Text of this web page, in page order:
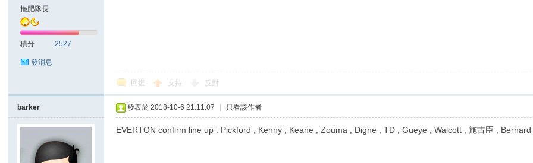
拖肥隊長
積分 2527
發消息
回復 支持 反對
barker 發表於 2018-10-6 21:11:07 只看該作者
EVERTON confirm line up : Pickford , Kenny , Keane , Zouma , Digne , TD , Gueye , Walcott , 施古臣 ,